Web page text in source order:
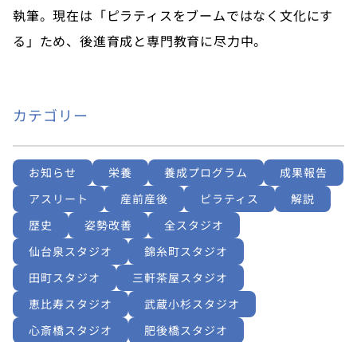
執筆。現在は「ピラティスをブームではなく文化にす
る」ため、後進育成と専門教育に尽力中。
カテゴリー
お知らせ 栄養 養成プログラム
成果報告
アスリート
産前産後 ピラティス
解説
歴史
姿勢改善
全スタジオ
仙台泉スタジオ
錦糸町スタジオ
田町スタジオ
三軒茶屋スタジオ
恵比寿スタジオ
武蔵小杉スタジオ
心斎橋スタジオ
肥後橋スタジオ